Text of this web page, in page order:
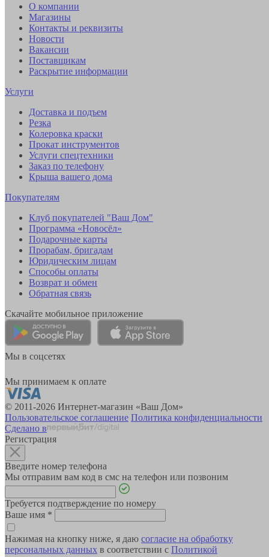
О компании
Магазины
Контакты и реквизиты
Новости
Вакансии
Поставщикам
Раскрытие информации
Услуги
Доставка и подъем
Резка
Колеровка краски
Прокат инструментов
Услуги спецтехники
Заказ по телефону
Крыша вашего дома
Покупателям
Клуб покупателей "Ваш Дом"
Программа «Новосёл»
Подарочные карты
Прорабам, бригадам
Юридическим лицам
Способы оплаты
Возврат и обмен
Обратная связь
Скачайте мобильное приложение
Мы в соцсетях
Мы принимаем к оплате
© 2011-2026 Интернет-магазин «Ваш Дом»
Пользовательское соглашение Политика конфиденциальности
Сделано в
Регистрация
Введите номер телефона
Мы отправим вам код в смс на телефон или позвоним
Требуется подтверждение по номеру
Ваше имя *
Нажимая на кнопку ниже, я даю согласие на обработку
персональных данных в соответствии с Политикой